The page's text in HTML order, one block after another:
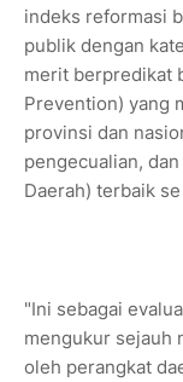
indeks reformasi
publik dengan
merit berpredikat
Prevention) yang
provinsi dan
pengecualian,
Daerah) terbaik
"Ini sebagai
mengukur sejauh
oleh perangkat